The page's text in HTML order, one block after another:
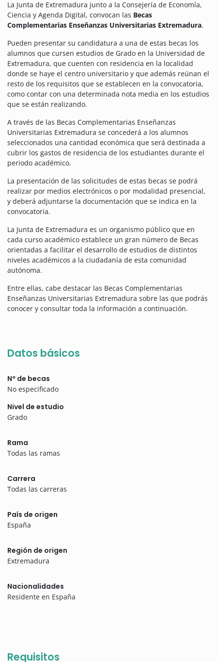
La Junta de Extremadura junto a la Consejería de Economía,
Ciencia y Agenda Digital, convocan las Becas
Complementarias Enseñanzas Universitarias Extremadura.
Pueden presentar su candidatura a una de estas becas los
alumnos que cursen estudios de Grado en la Universidad de
Extremadura, que cuenten con residencia en la localidad
donde se haye el centro universitario y que además reúnan el
resto de los requisitos que se establecen en la convocatoria,
como contar con una determinada nota media en los estudios
que se están realizando.
A través de las Becas Complementarias Enseñanzas
Universitarias Extremadura se concederá a los alumnos
seleccionados una cantidad económica que será destinada a
cubrir los gastos de residencia de los estudiantes durante el
periodo académico.
La presentación de las solicitudes de estas becas se podrá
realizar por medios electrónicos o por modalidad presencial,
y deberá adjuntarse la documentación que se indica en la
convocatoria.
La Junta de Extremadura es un organismo público que en
cada curso académico establece un gran número de Becas
orientadas a facilitar el desarrollo de estudios de distintos
niveles académicos a la ciudadanía de esta comunidad
autónoma.
Entre ellas, cabe destacar las Becas Complementarias
Enseñanzas Universitarias Extremadura sobre las que podrás
conocer y consultar toda la información a continuación.
Datos básicos
Nº de becas
No especificado
Nivel de estudio
Grado
Rama
Todas las ramas
Carrera
Todas las carreras
País de origen
España
Región de origen
Extremadura
Nacionalidades
Residente en España
Requisitos